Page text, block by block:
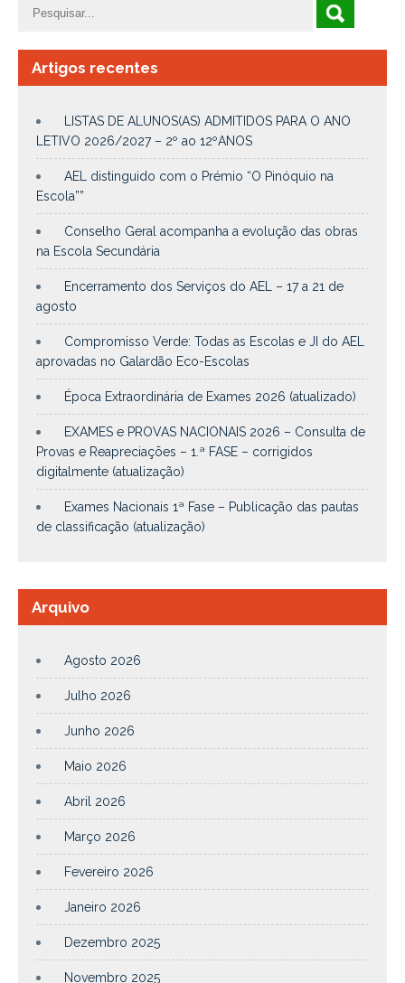
Artigos recentes
LISTAS DE ALUNOS(AS) ADMITIDOS PARA O ANO
LETIVO 2026/2027 – 2º ao 12ºANOS
AEL distinguido com o Prémio “O Pinóquio na
Escola””
Conselho Geral acompanha a evolução das obras
na Escola Secundária
Encerramento dos Serviços do AEL – 17 a 21 de
agosto
Compromisso Verde: Todas as Escolas e JI do AEL
aprovadas no Galardão Eco-Escolas
Época Extraordinária de Exames 2026 (atualizado)
EXAMES e PROVAS NACIONAIS 2026 – Consulta de
Provas e Reapreciações – 1.ª FASE – corrigidos
digitalmente (atualização)
Exames Nacionais 1ª Fase – Publicação das pautas
de classificação (atualização)
Arquivo
Agosto 2026
Julho 2026
Junho 2026
Maio 2026
Abril 2026
Março 2026
Fevereiro 2026
Janeiro 2026
Dezembro 2025
Novembro 2025